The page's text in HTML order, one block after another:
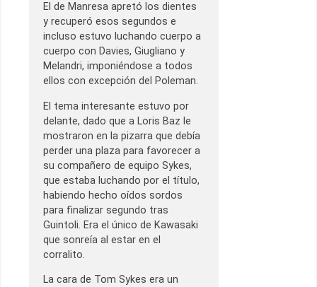
El de Manresa apretó los dientes
y recuperó esos segundos e
incluso estuvo luchando cuerpo a
cuerpo con Davies, Giugliano y
Melandri, imponiéndose a todos
ellos con excepción del Poleman.
El tema interesante estuvo por
delante, dado que a Loris Baz le
mostraron en la pizarra que debía
perder una plaza para favorecer a
su compañero de equipo Sykes,
que estaba luchando por el título,
habiendo hecho oídos sordos
para finalizar segundo tras
Guintoli. Era el único de Kawasaki
que sonreía al estar en el
corralito.
La cara de Tom Sykes era un